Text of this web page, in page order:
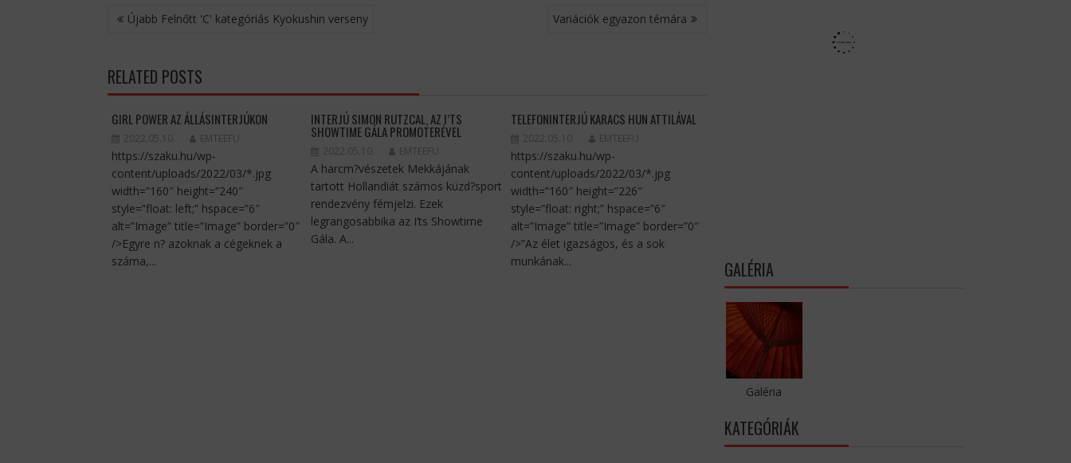
BEJEGYZÉS
NAVIGÁCIÓ
Újabb Felnőtt 'C' kategóriás Kyokushin verseny Variációk egyazon témára
RELATED POSTS
GIRL POWER AZ ÁLLÁSINTERJÚKON
2022.05.10. EMTEEFU
https://szaku.hu/wp-
content/uploads/2022/03/*.jpg
width=”160″ height=”240″
style=”float: left;” hspace=”6″
alt=”Image” title=”Image” border=”0″
/>Egyre n? azoknak a cégeknek a
száma,...
INTERJÚ SIMON RUTZCAL, AZ I’TS
SHOWTIME GÁLA PROMOTERÉVEL
2022.05.10. EMTEEFU
A harcm?vészetek Mekkájának
tartott Hollandiát számos küzd?sport
rendezvény fémjelzi. Ezek
legrangosabbika az I’ts Showtime
Gála. A...
TELEFONINTERJÚ KARACS HUN ATTILÁVAL
2022.05.10. EMTEEFU
https://szaku.hu/wp-
content/uploads/2022/03/*.jpg
width=”160″ height=”226″
style=”float: right;” hspace=”6″
alt=”Image” title=”Image” border=”0″
/>”Az élet igazságos, és a sok
munkának...
GALÉRIA
Galéria
KATEGÓRIÁK